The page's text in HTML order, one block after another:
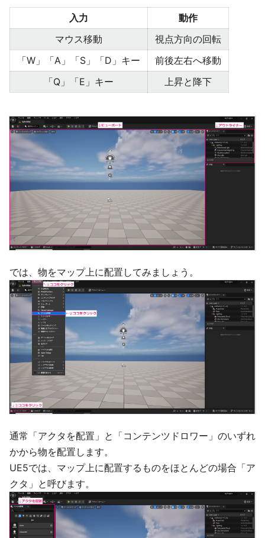
入力
動作
マウス移動
視点方向の回転
「W」「A」「S」「D」キー
前後左右へ移動
「Q」「E」キー
上昇と降下
では、物をマップ上に配置してみましょう。
通常「アクタを配置」と「コンテンツドロワー」のいずれ
かから物を配置します。
UE5では、マップ上に配置するものをほとんどの場合「ア
クタ」と呼びます。